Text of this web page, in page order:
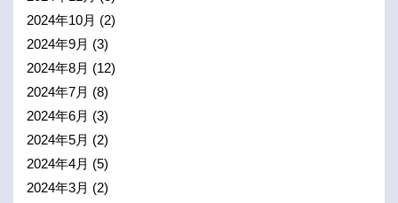
2024年10月 (2)
2024年9月 (3)
2024年8月 (12)
2024年7月 (8)
2024年6月 (3)
2024年5月 (2)
2024年4月 (5)
2024年3月 (2)